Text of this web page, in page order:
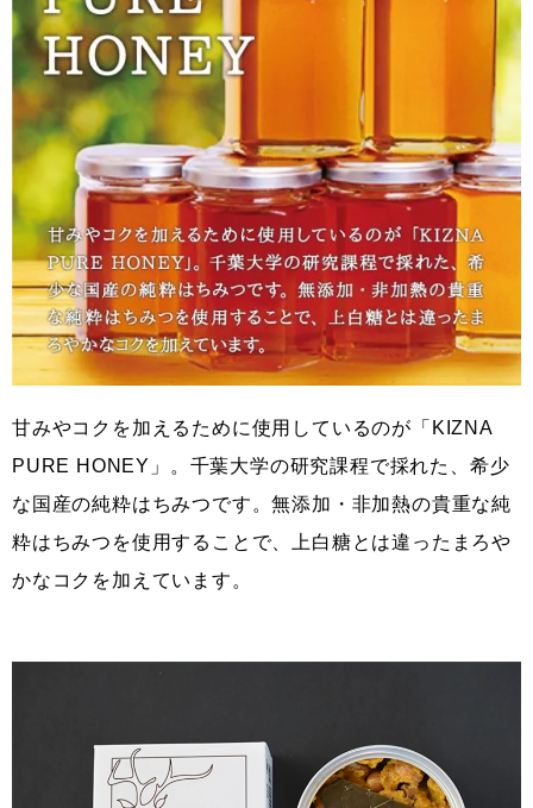
甘みやコクを加えるために使用しているのが「KIZNA
PURE HONEY」。千葉大学の研究課程で採れた、希少
な国産の純粋はちみつです。無添加・非加熱の貴重な純
粋はちみつを使用することで、上白糖とは違ったまろや
かなコクを加えています。